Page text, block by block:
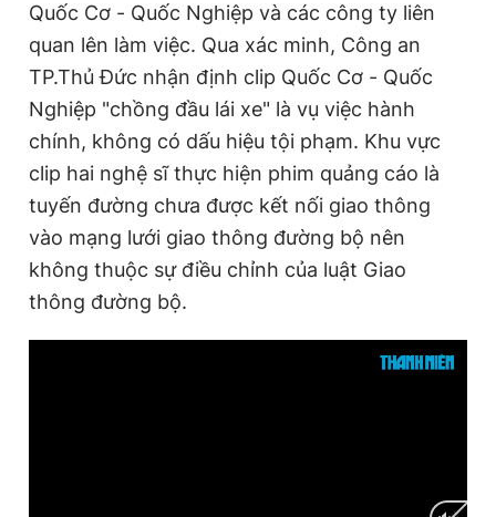
Quốc Cơ - Quốc Nghiệp và các công ty liên
quan lên làm việc. Qua xác minh, Công an
TP.Thủ Đức nhận định clip Quốc Cơ - Quốc
Nghiệp "chồng đầu lái xe" là vụ việc hành
chính, không có dấu hiệu tội phạm. Khu vực
clip hai nghệ sĩ thực hiện phim quảng cáo là
tuyến đường chưa được kết nối giao thông
vào mạng lưới giao thông đường bộ nên
không thuộc sự điều chỉnh của luật Giao
thông đường bộ.